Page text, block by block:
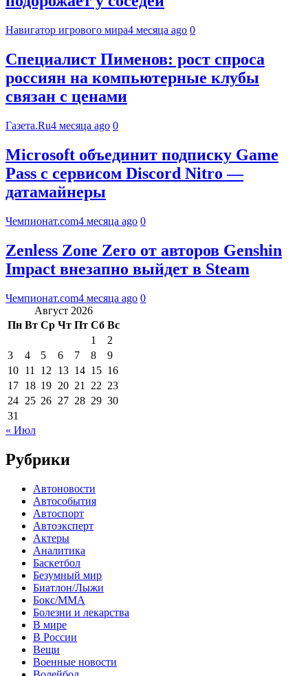
Навигатор игрового мира4 месяца ago 0
Специалист Пименов: рост спроса
россиян на компьютерные клубы
связан с ценами
Газета.Ru4 месяца ago 0
Microsoft объединит подписку Game
Pass с сервисом Discord Nitro —
датамайнеры
Чемпионат.com4 месяца ago 0
Zenless Zone Zero от авторов Genshin
Impact внезапно выйдет в Steam
Чемпионат.com4 месяца ago 0
Август 2026
Пн Вт Ср Чт Пт Сб Вс
1
2
3
4 5 6 7 8
9
10 11 12 13 14 15 16
17 18 19 20 21 22 23
24 25 26 27 28 29 30
31
« Июл
Рубрики
Автоновости
Автособытия
Автоспорт
Автоэксперт
Актеры
Аналитика
Баскетбол
Безумный мир
Биатлон/Лыжи
Бокс/MMA
Болезни и лекарства
В мире
В России
Вещи
Военные новости